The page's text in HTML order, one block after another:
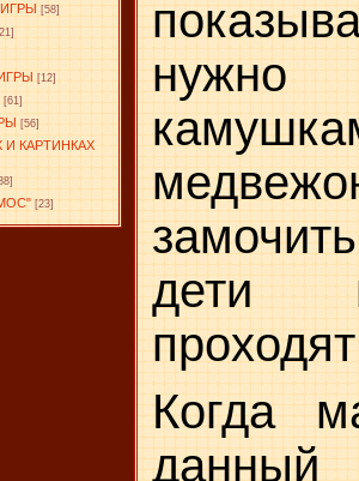
[58]
[12]
[61]
[56]
И КАРТИНКАХ
[23]
дети
Когда